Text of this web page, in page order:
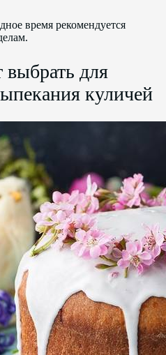
время рекомендуется
выбрать для
куличей